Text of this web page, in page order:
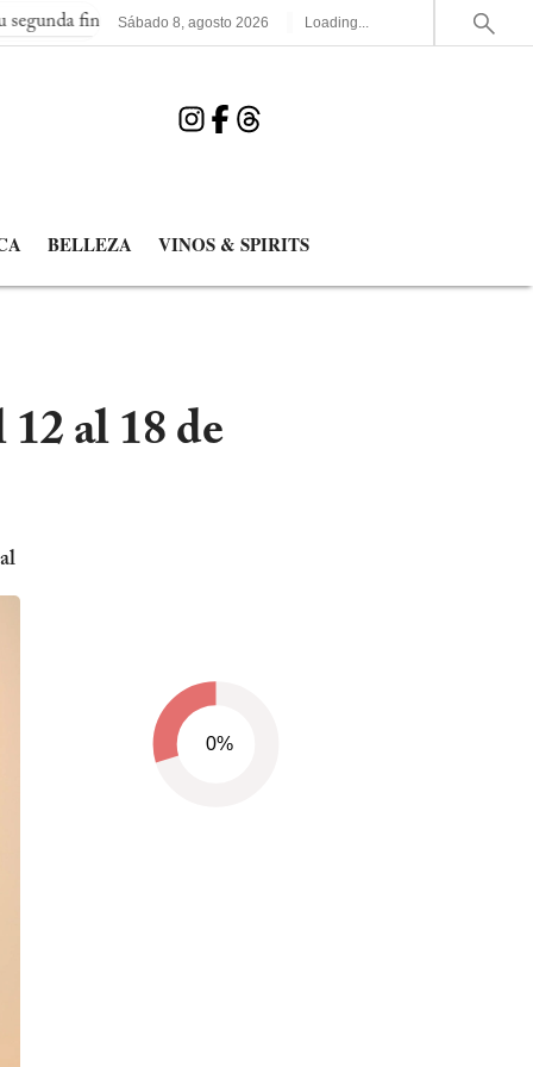
final consecutiva del Mundial España elimina a Francia y
Sábado 8,agosto 2026 Loading...
BELLEZA VINOS & SPIRITS
al 18 de
0%